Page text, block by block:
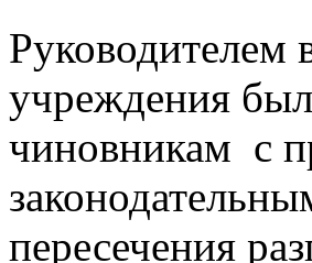
Руководителем
учреждения
чиновникам с
пересечения